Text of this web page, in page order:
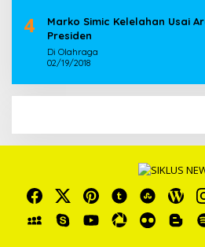
4
Marko Simic Kelelahan Usai
Presiden
Di Olahraga
02/19/2018